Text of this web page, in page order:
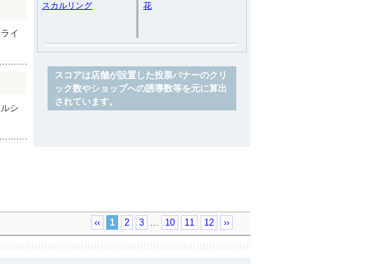
イ
シ
スカルリング 花
スコアは店舗が設置した投票バナーのクリ
ック数やショップへの誘導数等を元に算出
されています。
‹‹ 1 2 3 10 11 12 ››